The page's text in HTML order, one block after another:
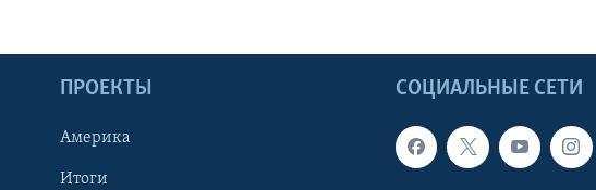
СОЦИАЛЬНЫЕ СЕТИ
ПРОЕКТЫ
Америка
Итоги